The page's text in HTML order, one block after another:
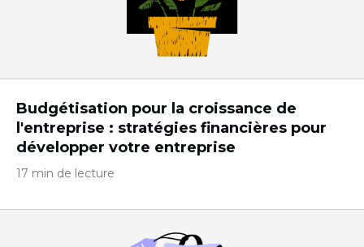
Budgétisation pour la croissance de
l'entreprise : stratégies financières pour
développer votre entreprise
17 min de lecture